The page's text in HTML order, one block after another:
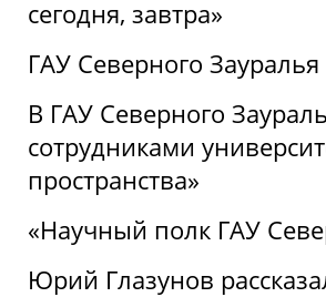
сегодня, завтра»
ГАУ Северного
В ГАУ Северного
сотрудниками
пространства»
«Научный полк ГАУ
Юрий Глазунов